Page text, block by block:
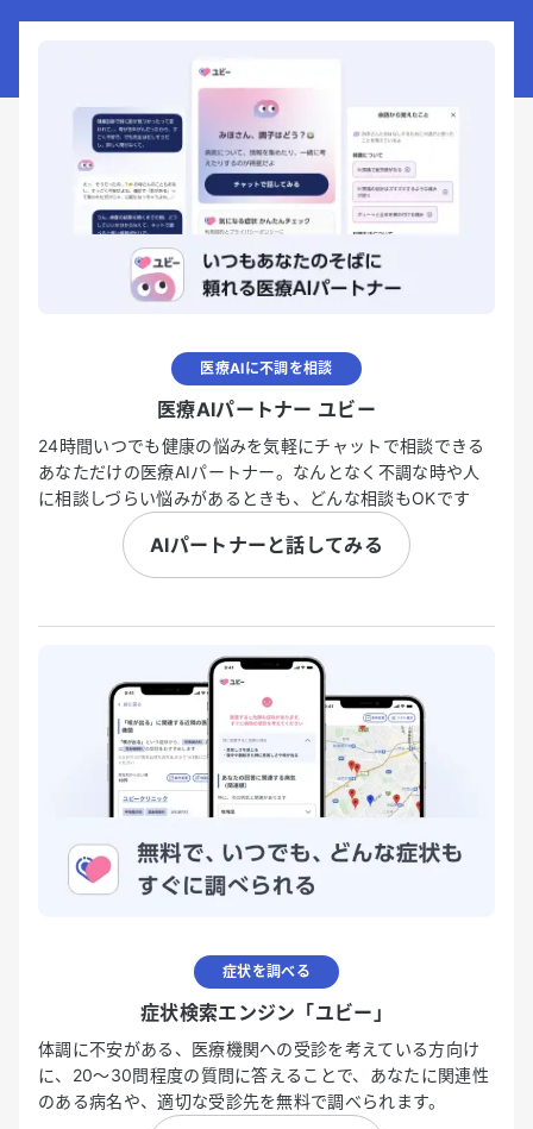
医療AIに不調を相談
医療AIパートナー ユビー
24時間いつでも健康の悩みを気軽にチャットで相談できる
あなただけの医療AIパートナー。なんとなく不調な時や人
に相談しづらい悩みがあるときも、どんな相談もOKです
AIパートナーと話してみる
症状を調べる
症状検索エンジン「ユビー」
体調に不安がある、医療機関への受診を考えている方向け
に、20〜30問程度の質問に答えることで、あなたに関連性
のある病名や、適切な受診先を無料で調べられます。